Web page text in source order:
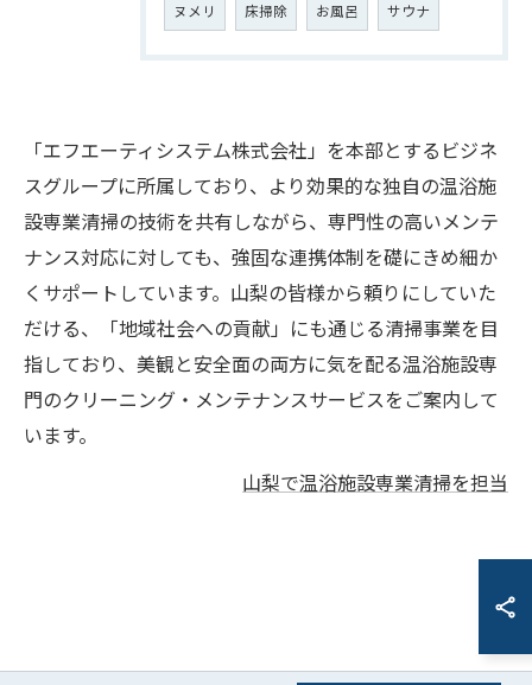
ヌメリ 床掃除 お風呂 サウナ
「エフエーティシステム株式会社」を本部とするビジネ
スグループに所属しており、より効果的な独自の温浴施
設専業清掃の技術を共有しながら、専門性の高いメンテ
ナンス対応に対しても、強固な連携体制を礎にきめ細か
くサポートしています。山梨の皆様から頼りにしていた
だける、「地域社会への貢献」にも通じる清掃事業を目
指しており、美観と安全面の両方に気を配る温浴施設専
門のクリーニング・メンテナンスサービスをご案内して
います。
山梨で温浴施設専業清掃を担当